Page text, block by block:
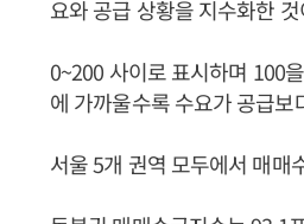
요와 공급 상황을 지수화한
0~200 사이로 표시하며 100
에 가까울수록 수요가 공급
서울 5개 권역 모두에서 매매